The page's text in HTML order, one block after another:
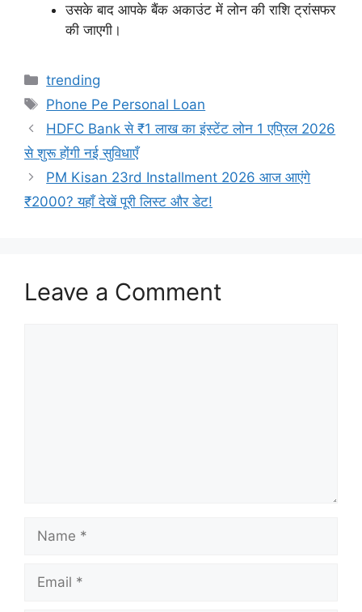
उसके बाद आपके बैंक अकाउंट में लोन की राशि ट्रांसफर
की जाएगी।
Categories
trending
Tags
Phone Pe Personal Loan
HDFC Bank से ₹1 लाख का इंस्टेंट लोन 1 एप्रिल 2026
से शुरू होंगी नई सुविधाएँ
PM Kisan 23rd Installment 2026 आज आएंगे
₹2000? यहाँ देखें पूरी लिस्ट और डेट!
Leave a Comment